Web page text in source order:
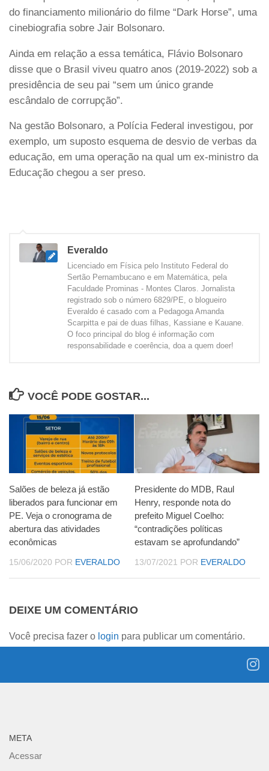
do financiamento milionário do filme “Dark Horse”, uma
cinebiografia sobre Jair Bolsonaro.
Ainda em relação a essa temática, Flávio Bolsonaro
disse que o Brasil viveu quatro anos (2019-2022) sob a
presidência de seu pai “sem um único grande
escândalo de corrupção”.
Na gestão Bolsonaro, a Polícia Federal investigou, por
exemplo, um suposto esquema de desvio de verbas da
educação, em uma operação na qual um ex-ministro da
Educação chegou a ser preso.
Everaldo
Licenciado em Física pelo Instituto Federal do
Sertão Pernambucano e em Matemática, pela
Faculdade Prominas - Montes Claros. Jornalista
registrado sob o número 6829/PE, o blogueiro
Everaldo é casado com a Pedagoga Amanda
Scarpitta e pai de duas filhas, Kassiane e Kauane.
O foco principal do blog é informação com
responsabilidade e coerência, doa a quem doer!
VOCÊ PODE GOSTAR...
Salões de beleza já estão
liberados para funcionar em
PE. Veja o cronograma de
abertura das atividades
econômicas
15/06/2020 POR EVERALDO
Presidente do MDB, Raul
Henry, responde nota do
prefeito Miguel Coelho:
“contradições políticas
estavam se aprofundando”
13/07/2021 POR EVERALDO
DEIXE UM COMENTÁRIO
Você precisa fazer o login para publicar um comentário.
META
Acessar